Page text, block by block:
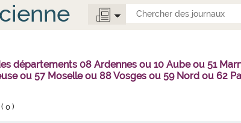
départements 08 Ardennes ou 10 Aube ou 51
ou 57 Moselle ou 88 Vosges ou 59 Nord ou 62
(0 )